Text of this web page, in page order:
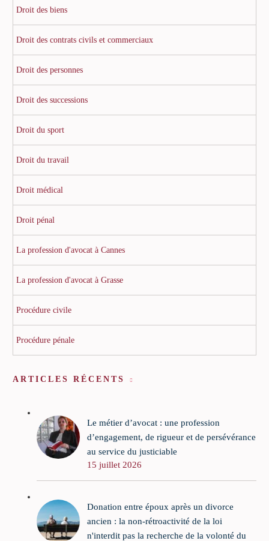
Droit des biens
Droit des contrats civils et commerciaux
Droit des personnes
Droit des successions
Droit du sport
Droit du travail
Droit médical
Droit pénal
La profession d'avocat à Cannes
La profession d'avocat à Grasse
Procédure civile
Procédure pénale
ARTICLES RÉCENTS
Le métier d’avocat : une profession
d’engagement, de rigueur et de persévérance
au service du justiciable
15 juillet 2026
Donation entre époux après un divorce
ancien : la non-rétroactivité de la loi
n'interdit pas la recherche de la volonté du